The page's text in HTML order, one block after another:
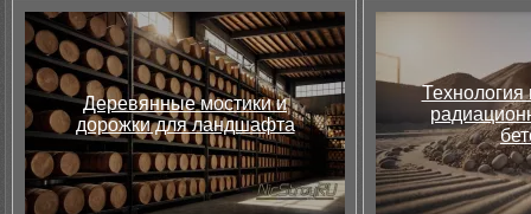
Деревянные мостики и
дорожки для ландшафта
Технология